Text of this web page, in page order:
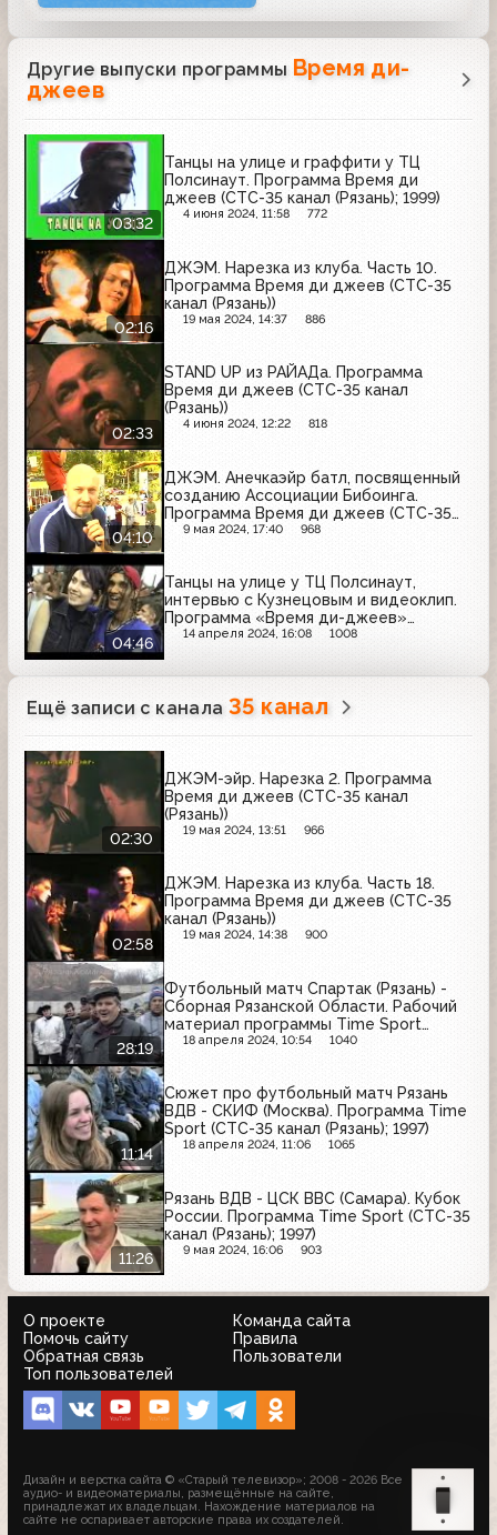
Другие выпуски программы Время ди-
джеев
03:32
Танцы на улице и граффити у ТЦ
Полсинаут. Программа Время ди
джеев (СТС-35 канал (Рязань); 1999)
4 июня 2024, 11:58 772
02:16
ДЖЭМ. Нарезка из клуба. Часть 10.
Программа Время ди джеев (СТС-35
канал (Рязань))
19 мая 2024, 14:37 886
02:33
STAND UP из РАЙАДа. Программа
Время ди джеев (СТС-35 канал
(Рязань))
4 июня 2024, 12:22 818
04:10
ДЖЭМ. Анечкаэйр батл, посвященный
созданию Ассоциации Бибоинга.
Программа Время ди джеев (СТС-35
канал (Рязань))
9 мая 2024, 17:40 968
04:46
Танцы на улице у ТЦ Полсинаут,
интервью с Кузнецовым и видеоклип.
Программа «Время ди-джеев»
(СТС-35 канал (Рязань); 1999)
14 апреля 2024, 16:08 1008
Ещё записи с канала 35 канал
02:30
ДЖЭМ-эйр. Нарезка 2. Программа
Время ди джеев (СТС-35 канал
(Рязань))
19 мая 2024, 13:51 966
02:58
ДЖЭМ. Нарезка из клуба. Часть 18.
Программа Время ди джеев (СТС-35
канал (Рязань))
19 мая 2024, 14:38 900
28:19
Футбольный матч Спартак (Рязань) -
Сборная Рязанской Области. Рабочий
материал программы Time Sport
(СТС-35 канал (Рязань); 1996)
18 апреля 2024, 10:54 1040
11:14
Сюжет про футбольный матч Рязань
ВДВ - СКИФ (Москва). Программа Time
Sport (СТС-35 канал (Рязань); 1997)
18 апреля 2024, 11:06 1065
11:26
Рязань ВДВ - ЦСК ВВС (Самара). Кубок
России. Программа Time Sport (СТС-35
канал (Рязань); 1997)
9 мая 2024, 16:06 903
О проекте
Команда сайта
Помочь сайту
Правила
Обратная связь
Пользователи
Топ пользователей
Дизайн и верстка сайта © «Старый телевизор»; 2008 - 2026 Все
аудио- и видеоматериалы, размещённые на сайте,
принадлежат их владельцам. Нахождение материалов на
сайте не оспаривает авторские права их создателей.